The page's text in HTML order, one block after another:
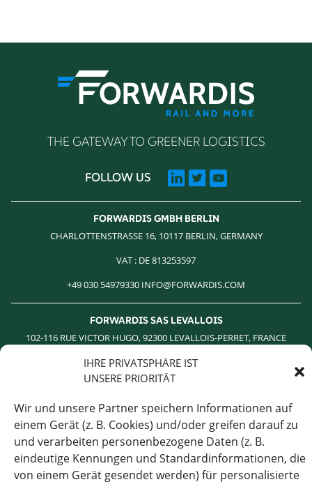
IHRE PRIVATSPHÄRE IST
UNSERE PRIORITÄT
Wir und unsere Partner speichern Informationen auf
einem Gerät (z. B. Cookies) und/oder greifen darauf zu
und verarbeiten personenbezogene Daten (z. B.
eindeutige Kennungen und Standardinformationen, die
von einem Gerät gesendet werden) für personalisierte
THE GATEWAY TO GREENER LOGISTICS
FOLLOW US
FORWARDIS GMBH BERLIN
CHARLOTTENSTRASSE 16, 10117 BERLIN, GERMANY
VAT : DE 813253597
+49 030 54979330 INFO@FORWARDIS.COM
FORWARDIS SAS LEVALLOIS
102-116 RUE VICTOR HUGO, 92300 LEVALLOIS-PERRET, FRANCE
TVA : FR 19 414 801 555
+33 1 85 64 18 17
FORWARDIS GMBH FRANKFURT AM MAIN
KAISERSTRASSE 53, 60329 FRANKFURT AM MAIN, GERMANY
VAT : DE 813253597